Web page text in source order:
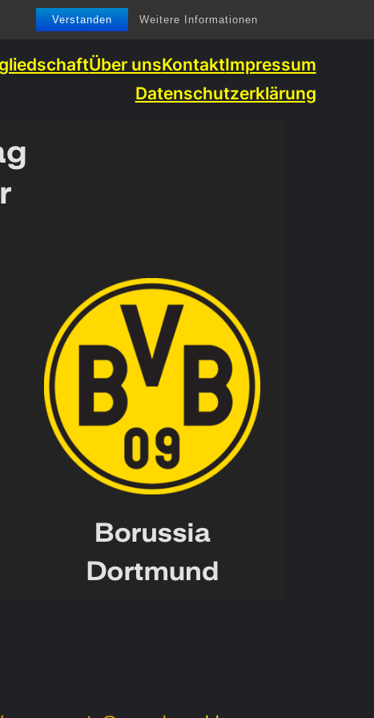
Verstanden Weitere Informationen
Über unsKontaktImpressum
Datenschutzerklärung